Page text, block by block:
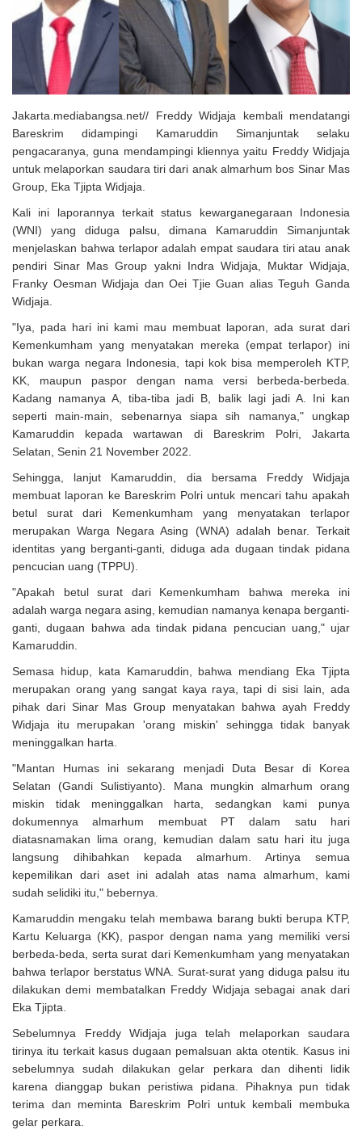
Uji Coba Program NADI JKN
Jakarta.mediabangsa.net// Freddy Widjaja kembali mendatangi
Bareskrim didampingi Kamaruddin Simanjuntak selaku
pengacaranya, guna mendampingi kliennya yaitu Freddy Widjaja
untuk melaporkan saudara tiri dari anak almarhum bos Sinar Mas
Group, Eka Tjipta Widjaja.
Kali ini laporannya terkait status kewarganegaraan Indonesia
(WNI) yang diduga palsu, dimana Kamaruddin Simanjuntak
menjelaskan bahwa terlapor adalah empat saudara tiri atau anak
pendiri Sinar Mas Group yakni Indra Widjaja, Muktar Widjaja,
Franky Oesman Widjaja dan Oei Tjie Guan alias Teguh Ganda
Widjaja.
"Iya, pada hari ini kami mau membuat laporan, ada surat dari
Kemenkumham yang menyatakan mereka (empat terlapor) ini
bukan warga negara Indonesia, tapi kok bisa memperoleh KTP,
KK, maupun paspor dengan nama versi berbeda-berbeda.
Kadang namanya A, tiba-tiba jadi B, balik lagi jadi A. Ini kan
seperti main-main, sebenarnya siapa sih namanya," ungkap
Kamaruddin kepada wartawan di Bareskrim Polri, Jakarta
Selatan, Senin 21 November 2022.
Sehingga, lanjut Kamaruddin, dia bersama Freddy Widjaja
membuat laporan ke Bareskrim Polri untuk mencari tahu apakah
betul surat dari Kemenkumham yang menyatakan terlapor
merupakan Warga Negara Asing (WNA) adalah benar. Terkait
identitas yang berganti-ganti, diduga ada dugaan tindak pidana
pencucian uang (TPPU).
"Apakah betul surat dari Kemenkumham bahwa mereka ini
adalah warga negara asing, kemudian namanya kenapa berganti-
ganti, dugaan bahwa ada tindak pidana pencucian uang," ujar
Kamaruddin.
Semasa hidup, kata Kamaruddin, bahwa mendiang Eka Tjipta
merupakan orang yang sangat kaya raya, tapi di sisi lain, ada
pihak dari Sinar Mas Group menyatakan bahwa ayah Freddy
Widjaja itu merupakan 'orang miskin' sehingga tidak banyak
meninggalkan harta.
"Mantan Humas ini sekarang menjadi Duta Besar di Korea
Selatan (Gandi Sulistiyanto). Mana mungkin almarhum orang
miskin tidak meninggalkan harta, sedangkan kami punya
dokumennya almarhum membuat PT dalam satu hari
diatasnamakan lima orang, kemudian dalam satu hari itu juga
langsung dihibahkan kepada almarhum. Artinya semua
kepemilikan dari aset ini adalah atas nama almarhum, kami
sudah selidiki itu," bebernya.
Kamaruddin mengaku telah membawa barang bukti berupa KTP,
Kartu Keluarga (KK), paspor dengan nama yang memiliki versi
berbeda-beda, serta surat dari Kemenkumham yang menyatakan
bahwa terlapor berstatus WNA. Surat-surat yang diduga palsu itu
dilakukan demi membatalkan Freddy Widjaja sebagai anak dari
Eka Tjipta.
Sebelumnya Freddy Widjaja juga telah melaporkan saudara
tirinya itu terkait kasus dugaan pemalsuan akta otentik. Kasus ini
sebelumnya sudah dilakukan gelar perkara dan dihenti lidik
karena dianggap bukan peristiwa pidana. Pihaknya pun tidak
terima dan meminta Bareskrim Polri untuk kembali membuka
gelar perkara.